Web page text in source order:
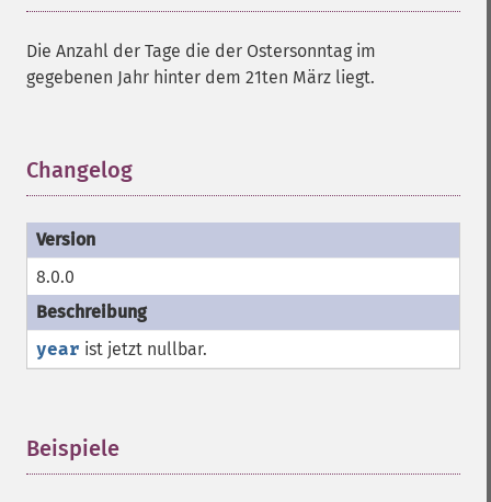
Die Anzahl der Tage die der Ostersonntag im
gegebenen Jahr hinter dem 21ten März liegt.
Changelog
8.0.0
year ist jetzt nullbar.
Beispiele